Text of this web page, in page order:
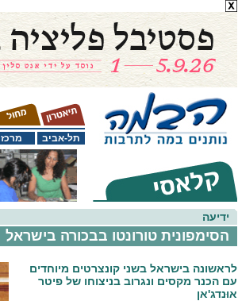
מרכז תל-אביב
ידיעה
הסימפונית טורונטו בבכורה בישראל
לראשונה בישראל בשני קונצרטים מיוחדים
עם הכנר מקסים ונגרוב בניצוחו של פיטר
אוּנדג'אן